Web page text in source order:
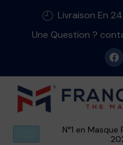
Livraison En
Une Question ?
N°1 en